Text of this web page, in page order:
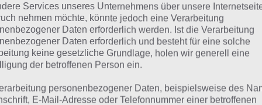
Safari Screenshot – (c) DogByte
Zombies, die nun
eliminieren.
dir bei Zombie
Waffen zur
So greifen dich die
Services unseres Unternehmens über unsere
nehmen möchte, könnte jedoch eine Verarbeitung
Daten erforderlich werden. Ist die Verarbeitung
Daten erforderlich und besteht für eine solche
keine gesetzliche Grundlage, holen wir generell eine
der betroffenen Person ein.
personenbezogener Daten, beispielsweise des
E-Mail-Adresse oder Telefonnummer einer betroffenen